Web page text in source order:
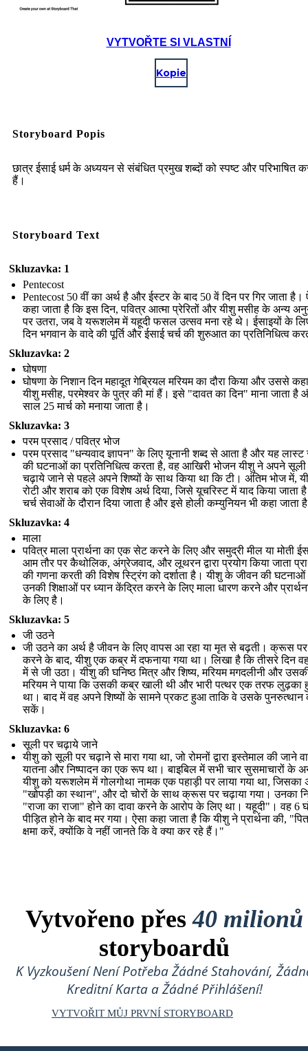
VYTVOŘTE SI VLASTNÍ
Kopie
Storyboard Popis
छात्र ईसाई धर्म के अध्ययन से संबंधित प्रमुख शब्दों को स्पष्ट और परिभाषित
हैं।
Storyboard Text
Skluzavka: 1
Pentecost
Pentecost 50 वीं का अर्थ है और ईस्टर के बाद 50 वें दिन पर गिर जाता है।
कहा जाता है कि इस दिन, पवित्र आत्मा प्रेरितों और यीशु मसीह के अन्य
पर उतरा, जब वे यरूशलेम में यहूदी फसल उत्सव मना रहे थे। ईसाइयों के
दिन भगवान के वादे की पूर्ति और ईसाई चर्च की शुरुआत का प्रतिनिधित्व
Skluzavka: 2
घोषणा
घोषणा के निशान दिन महादूत गेब्रियल मरियम का दौरा किया और उससे
यीशु मसीह, परमेश्वर के पुत्र की मां हैं। इसे "दावत का दिन" माना जाता है
साल 25 मार्च को मनाया जाता है।
Skluzavka: 3
परम प्रसाद / पवित्र भोज
परम प्रसाद "धन्यवाद ज्ञापन" के लिए यूनानी शब्द से आता है और यह लास्ट
की घटनाओं का प्रतिनिधित्व करता है, वह आखिरी भोजन यीशु ने अपने सूली
चढ़ाये जाने से पहले अपने शिष्यों के साथ किया था कि टी। अंतिम भोज में,
रोटी और शराब को एक विशेष अर्थ दिया, जिसे यूचरिस्ट में याद किया जाता
चर्च सेवाओं के दौरान दिया जाता है और इसे होली कम्युनियन भी कहा जाता
Skluzavka: 4
माला
पवित्र माला प्रार्थना का एक सेट करने के लिए और समुद्री मील या मोती
आम तौर पर कैथोलिक, अंग्रेजवाद, और लूथरन द्वारा प्रयोग किया जाता
की गणना करती की विशेष स्ट्रिंग को दर्शाता है। यीशु के जीवन की
उनकी शिक्षाओं पर ध्यान केंद्रित करने के लिए माला धारण करने और
के लिए है।
Skluzavka: 5
जी उठने
जी उठने का अर्थ है जीवन के लिए वापस आ रहा या मृत से बढ़ती। क्रूस पर
करने के बाद, यीशु एक कब्र में दफनाया गया था। लिखा है कि तीसरे दिन
में से जी उठा। यीशु की घनिष्ठ मित्र और शिष्य, मरियम मगदलीनी और
मरियम ने पाया कि उसकी कब्र खाली थी और भारी पत्थर एक तरफ लुढ़का
था। बाद में वह अपने शिष्यों के सामने प्रकट हुआ ताकि वे उसके पुनरुत्थान
सकें।
Skluzavka: 6
सूली पर चढ़ाये जाने
यीशु को सूली पर चढ़ाने से मारा गया था, जो रोमनों द्वारा इस्तेमाल की जाने
यातना और निष्पादन का एक रूप था। बाइबिल में सभी चार सुसमाचारों के
यीशु को यरूशलेम में गोलगोथा नामक एक पहाड़ी पर लाया गया था, जिसका
"खोपड़ी का स्थान", और दो चोरों के साथ क्रूस पर चढ़ाया गया। उनका
"राजा का राजा" होने का दावा करने के आरोप के लिए था। यहूदी"। वह 6
पीड़ित होने के बाद मर गया। ऐसा कहा जाता है कि यीशु ने प्रार्थना की,
क्षमा करें, क्योंकि वे नहीं जानते कि वे क्या कर रहे हैं।"
Vytvořeno přes40 milionů
storyboardů
K Vyzkoušení Není Potřeba Žádné Stahování,
Kreditní Karta a Žádné Přihlášení!
VYTVOŘIT MŮJ PRVNÍ STORYBOARD